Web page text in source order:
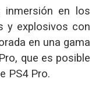
inmersión en los
y explosivos con
en una gama
que es posible
PS4 Pro.